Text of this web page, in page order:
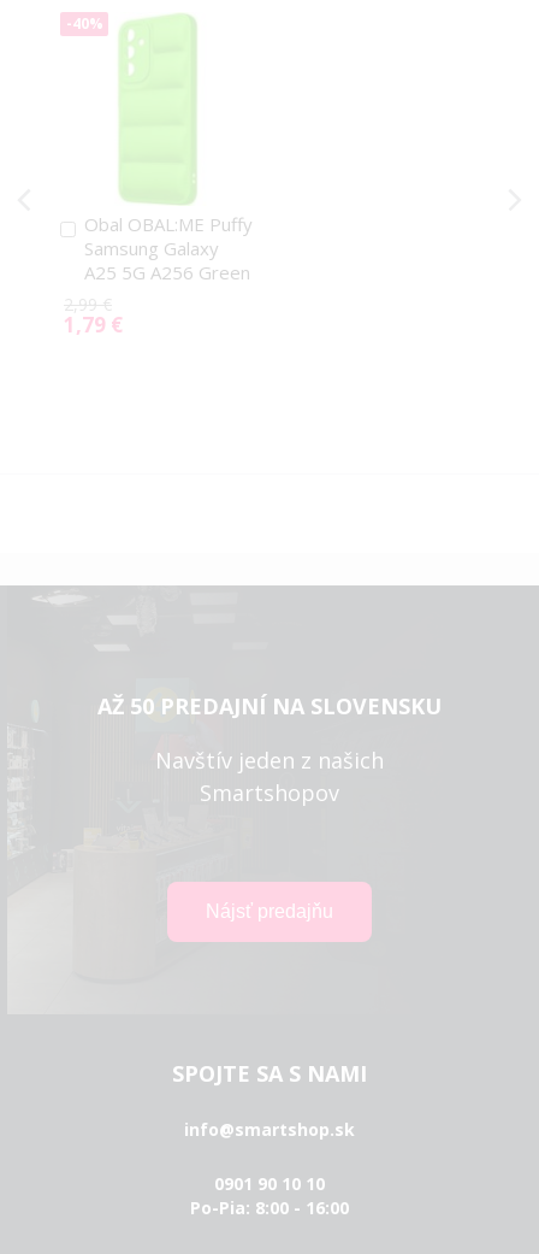
-40%
Obal OBAL:ME Puffy
Samsung Galaxy
A25 5G A256 Green
2,99 €
Special
1,79 €
Pridať
do
košíka
AŽ 50 PREDAJNÍ NA SLOVENSKU
Navštív jeden z našich
Smartshopov
SPOJTE SA S NAMI
info@smartshop.sk
0901 90 10 10
Po-Pia: 8:00 - 16:00